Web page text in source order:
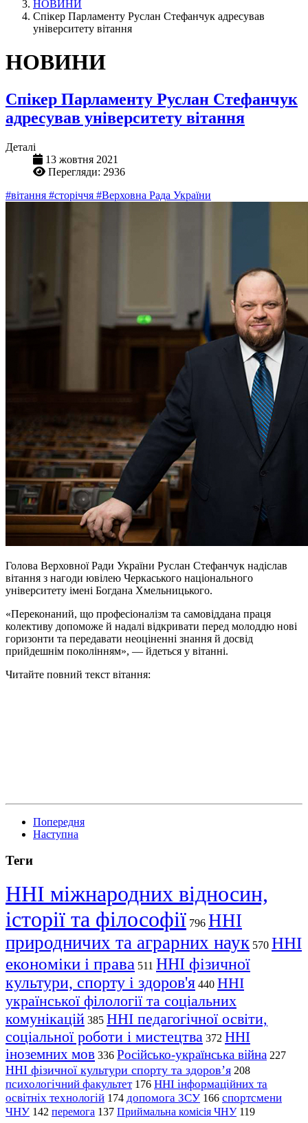
НОВИНИ
Спікер Парламенту Руслан Стефанчук адресував
університету вітання
НОВИНИ
Спікер Парламенту Руслан Стефанчук
адресував університету вітання
Деталі
13 жовтня 2021
Перегляди: 2936
#вітання #сторіччя #Верховна Рада України
Голова Верховної Ради України Руслан Стефанчук надіслав
вітання з нагоди ювілею Черкаського національного
університету імені Богдана Хмельницького.
«Переконаний, що професіоналізм та самовіддана праця
колективу допоможе й надалі відкривати перед молоддю нові
горизонти та передавати неоціненні знання й досвід
прийдешнім поколінням», — йдеться у вітанні.
Читайте повний текст вітання:
Попередня
Наступна
Теги
ННІ міжнародних відносин,
історії та філософії 796 ННІ
природничих та аграрних наук 570 ННІ
економіки і права 511 ННІ фізичної
культури, спорту і здоров'я 440 ННІ
української філології та соціальних
комунікацій 385 ННІ педагогічної освіти,
соціальної роботи і мистецтва 372 ННІ
іноземних мов 336 Російсько-українська війна 227
ННІ фізичної культури спорту та здоров’я 208
психологічний факультет 176 ННІ інформаційних та
освітніх технологій 174 допомога ЗСУ 166 спортсмени
ЧНУ 142 перемога 137 Приймальна комісія ЧНУ 119